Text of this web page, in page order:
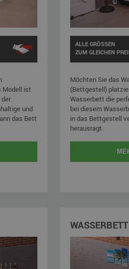
Modell ist
und
das Bett
ALLE GRÖSSEN
ZUM GLEICHEN
Möchten Sie das
(Bettgestell)
Wasserbett die
bei diesem
in das Bettgestell
herausragt.